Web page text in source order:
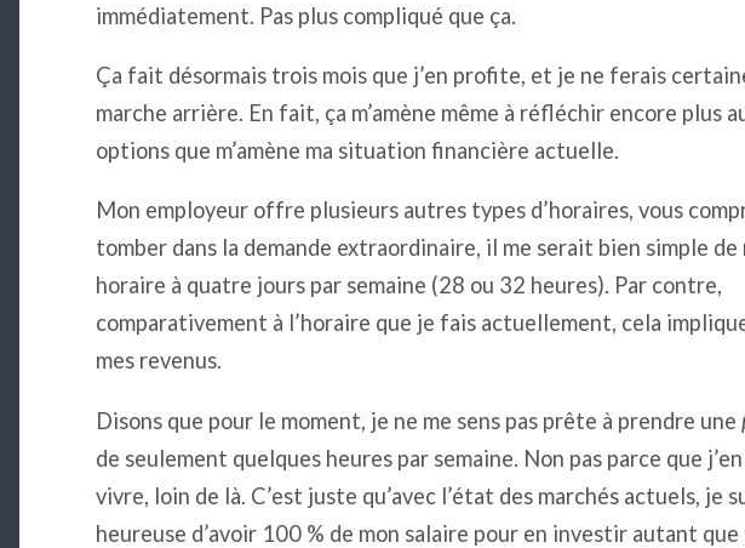
immédiatement. Pas plus compliqué que ça.
Ça fait désormais trois mois que j’en profite, et je ne ferais
marche arrière. En fait, ça m’amène même à réfléchir encore plus
options que m’amène ma situation financière actuelle.
Mon employeur offre plusieurs autres types d’horaires, vous
tomber dans la demande extraordinaire, il me serait bien simple de
horaire à quatre jours par semaine (28 ou 32 heures). Par contre,
comparativement à l’horaire que je fais actuellement, cela
mes revenus.
Disons que pour le moment, je ne me sens pas prête à prendre une
de seulement quelques heures par semaine. Non pas parce que
vivre, loin de là. C’est juste qu’avec l’état des marchés actuels, je
heureuse d’avoir 100 % de mon salaire pour en investir autant